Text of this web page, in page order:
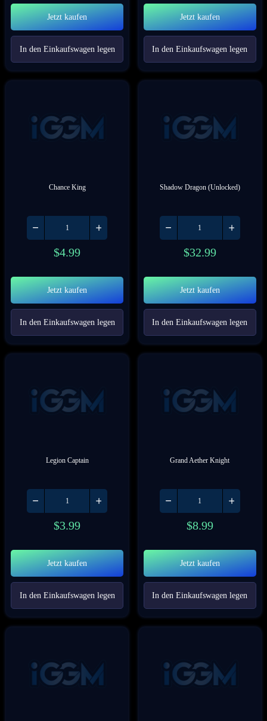
Jetzt kaufen
In den Einkaufswagen legen
Jetzt kaufen
In den Einkaufswagen legen
Chance King
$4.99
Jetzt kaufen
In den Einkaufswagen legen
Shadow Dragon (Unlocked)
$32.99
Jetzt kaufen
In den Einkaufswagen legen
Legion Captain
$3.99
Jetzt kaufen
In den Einkaufswagen legen
Grand Aether Knight
$8.99
Jetzt kaufen
In den Einkaufswagen legen